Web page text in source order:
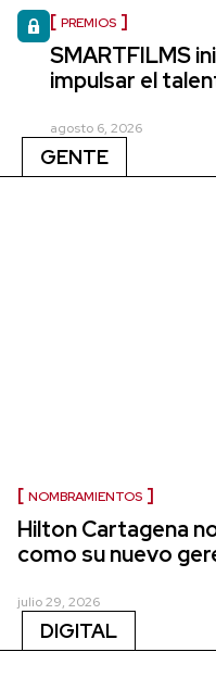
PREMIOS
SMARTFILMS
impulsar el
agosto 6, 2026
GENTE
NOMBRAMIENTOS
Hilton Cartagena
como su nuevo
julio 29, 2026
DIGITAL